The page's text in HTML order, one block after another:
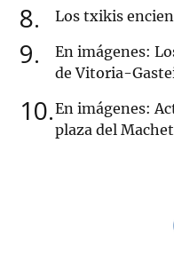
8 Los txikis
9
En imágenes:
de Vitoria-
10 En imágenes:
plaza del